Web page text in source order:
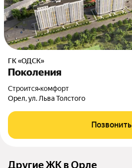
ГК «ОДСК»
Поколения
Строится•комфорт
Орел, ул. Льва Толстого
Позвонить
Другие ЖК в Орле